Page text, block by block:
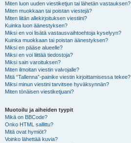
Miten luon uuden viestiketjun tai lähetän vastauksen?
Miten muokkaan tai poistan viestejä?
Miten liitän allekirjoituksen viestiini?
Kuinka luon äänestyksen?
Miksi en voi lisätä vastausvaihtoehtoja kyselyyn?
Kuinka muokkaan tai poistan äänestyksen?
Miksi en pääse alueelle?
Miksi en voi liittää tiedostoja?
Miksi sain varoituksen?
Miten ilmoitan viestin valvojalle?
Mitä “Tallenna”-painike viestin kirjoittamisessa tekee?
Miksi minun viestini tarvitsee hyväksynnän?
Miten tönäisen viestiketjuani?
Muotoilu ja aiheiden tyypit
Mikä on BBCode?
Onko HTML sallittu?
Mitä ovat hymiöt?
Voinko lähettää kuvia?